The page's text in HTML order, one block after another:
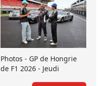
Photos - GP de Hongrie
de F1 2026 - Jeudi